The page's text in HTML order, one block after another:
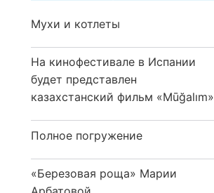
Мухи и котлеты
На кинофестивале в Испании
будет представлен
казахстанский фильм «Mūğalım»
Полное погружение
«Березовая роща» Марии